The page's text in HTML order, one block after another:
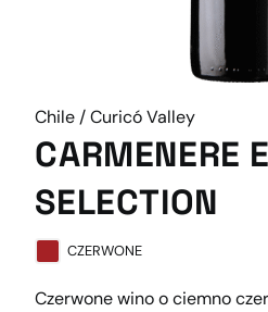
Chile / Curicó Valley
CARMENERE
SELECTION
CZERWONE
Czerwone wino o ciemno